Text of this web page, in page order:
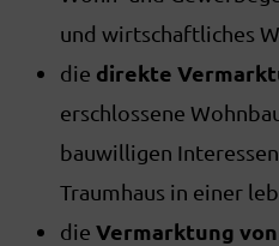
und wirtschaftliches
die direkte
erschlossene
bauwilligen
Traumhaus in einer
die Vermarktung